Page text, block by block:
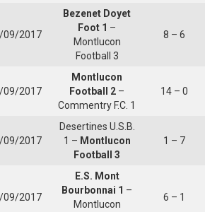
09/2017
Bezenet Doyet
Foot 1 –
Montlucon
Football 3
8 – 6
09/2017
Montlucon
Football 2 –
Commentry F.C. 1
14 – 0
09/2017
Desertines U.S.B.
1 – Montlucon
Football 3
1 – 7
09/2017
E.S. Mont
Bourbonnai 1 –
Montlucon
6 – 1